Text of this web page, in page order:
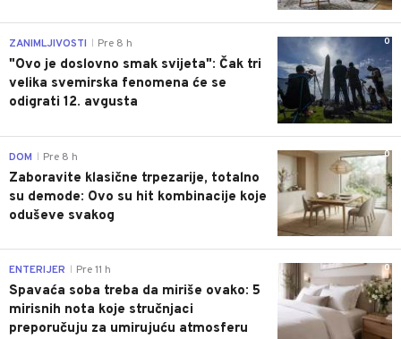
0
ZANIMLJIVOSTI Pre 8 h
"Ovo je doslovno smak svijeta": Čak tri
velika svemirska fenomena će se
odigrati 12. avgusta
0
DOM Pre 8 h
Zaboravite klasične trpezarije, totalno
su demode: Ovo su hit kombinacije koje
oduševe svakog
0
ENTERIJER Pre 11 h
Spavaća soba treba da miriše ovako: 5
mirisnih nota koje stručnjaci
preporučuju za umirujuću atmosferu